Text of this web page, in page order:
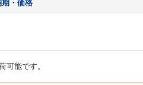
期・価格
可能です。